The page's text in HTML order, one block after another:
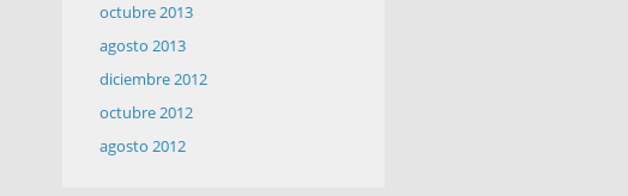
octubre 2013
agosto 2013
diciembre 2012
octubre 2012
agosto 2012